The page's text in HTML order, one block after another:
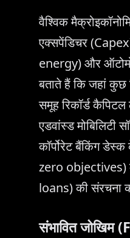
वैश्विक
एक्सपेंडिचर
energy) और
बताते हैं कि जहां
समूह रिकॉर्ड
एडवांस्ड
कॉर्पोरेट बैंकिंग
zero objectives)
loans) की संरचना
संभावित